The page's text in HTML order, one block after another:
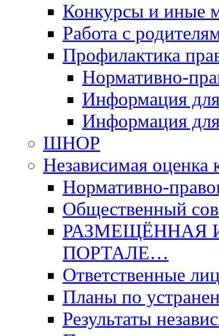
Конкурсы и иные
Работа с
Профилактика
Нормативно-
Информация для
Информация
ШНОР
Независимая оценка
Нормативно-
Общественный
РАЗМЕЩЁННАЯ
ПОРТАЛЕ…
Ответственные
Планы по
Результаты